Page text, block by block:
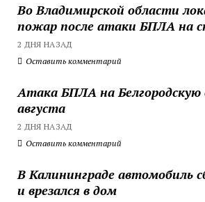
Во Владимирской области
пожар после атаки БПЛА на
2 ДНЯ НАЗАД
Оставить комментарий
Атака БПЛА на Белгородскую
августа
2 ДНЯ НАЗАД
Оставить комментарий
В Калининграде автомобиль
и врезался в дом